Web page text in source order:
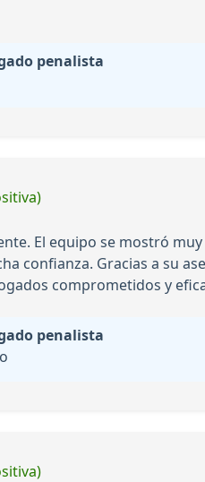
penalista
El equipo se mostró
confianza. Gracias a su
comprometidos y
penalista